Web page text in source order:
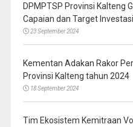
DPMPTSP Provinsi Kalteng
Capaian dan Target
23 September 2024
Kementan Adakan Rakor
Provinsi Kalteng tahun 2024
18 September 2024
Tim Ekosistem Kemitraan